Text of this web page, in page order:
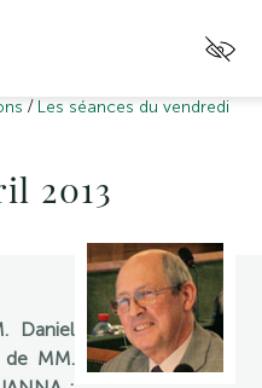
/ Les séances du vendredi
2013
Daniel
MM.